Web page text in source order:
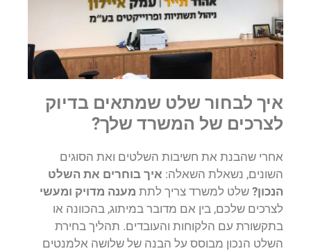
איך לבחור שלט שמתאים בדיוק
לצרכים של המשרד שלך?
אחרי שהבנת את חשיבות השלטים ואת הסוגים
השונים, נשאלת השאלה: איך בוחרים את השלט
הנכון? שלט למשרד צריך לתת מענה מדויק ומעשי
לצרכים שלכם, בין אם מדובר במיתוג, בהכוונה או
בתקשורת עם הלקוחות והעובדים. תהליך בחירת
השלט הנכון מבוסס על הבנה של שלושה אלמנטים